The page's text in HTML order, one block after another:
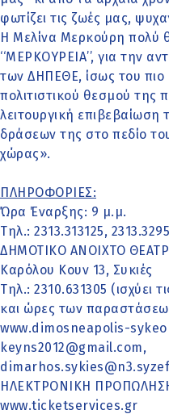
φωτίζει τις ζωές μας,
Η Μελίνα Μερκούρη πολύ
‘‘ΜΕΡΚΟΥΡΕΙΑ’’, για την
των ΔΗΠΕΘΕ, ίσως του πιο
πολιτιστικού θεσμού της
λειτουργική
δράσεων της στο πεδίο
χώρας».
ΠΛΗΡΟΦΟΡΙΕΣ:
Ώρα Έναρξης: 9 μ.μ.
Τηλ.: 2313.313125,
ΔΗΜΟΤΙΚΟ ΑΝΟΙΧΤΟ
Καρόλου Κουν 13, Συκιές
Τηλ.: 2310.631305 (ισχύει
και ώρες των
www.dimosneapolis-
keyns2012@gmail.com,
ΗΛΕΚΤΡΟΝΙΚΗ
www.ticketservices.gr